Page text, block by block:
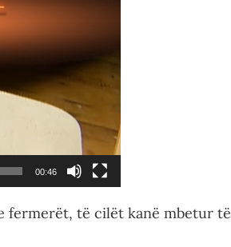
00:46
fermerët, të cilët kanë mbetur të